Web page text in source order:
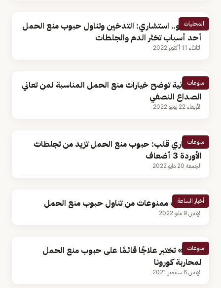
المحليات
بالفيديو.. استشاري: التدخين وتناول حبوب منع الحمل
أحد أسباب تخثر الدم والجلطات
الثلاثاء 11 أكتوبر 2022
منوعات
أخصائية توضح خيارات منع الحمل المناسبة لمن تعاني
الصداع النصفي
الأربعاء 22 يونيو 2022
منوعات
استشاري قلب: حبوب منع الحمل تزيد من تجلطات
الأوردة 3 أضعاف
الجمعة 20 مايو 2022
أخبار الساعة
6 سيدات ممنوعات من تناول حبوب منع الحمل
الإثنين 9 مايو 2022
منوعات
«فايزر» تختبر علاجًا قائمًا على حبوب منع الحمل
لمحاربة كورونا
الإثنين 6 سبتمبر 2021